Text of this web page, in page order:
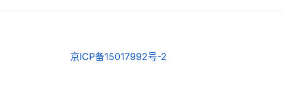
京ICP备15017992号-2